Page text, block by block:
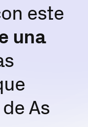
este
una
As